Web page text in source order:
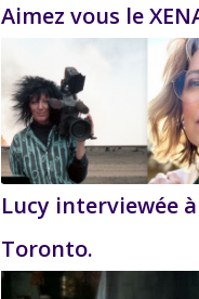
Aimez vous le
Lucy interviewée à
Toronto.